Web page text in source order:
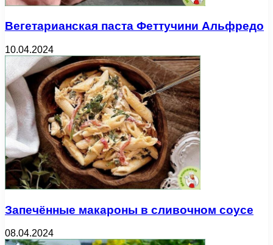
Вегетарианская паста Феттучини Альфредо
10.04.2024
Запечённые макароны в сливочном соусе
08.04.2024